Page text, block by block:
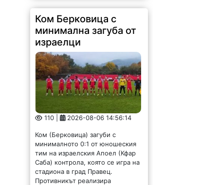
Ком Берковица с
минимална загуба от
израелци
110 | 2026-08-06 14:56:14
Ком (Берковица) загуби с
минималното 0:1 от юношеския
тим на израелския Апоел (Кфар
Саба) контрола, която се игра на
стадиона в град Правец.
Противникът реализира